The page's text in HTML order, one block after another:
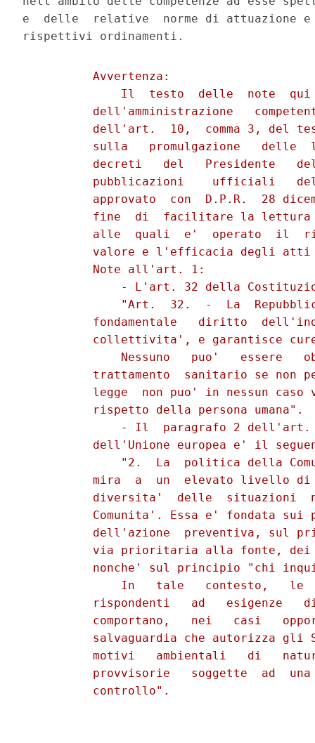
e  delle  relative  norme di attuazione e
          Avvertenza:
Il  testo  delle  note
dell'amministrazione
dell'art.  10,  comma 3, del
sulla   promulgazione   delle
decreti   del   Presidente
pubblicazioni    ufficiali
approvato  con  D.P.R.  28
fine  di  facilitare la
alle  quali  e'  operato  il
valore e l'efficacia degli
          Note all'art. 1:
- L'art. 32 della
"Art.  32.  -  La
fondamentale   diritto
collettivita', e garantisce
Nessuno   puo'   essere
trattamento  sanitario se non
legge  non puo' in nessun caso
          rispetto della persona umana".
- Il  paragrafo 2
dell'Unione europea e' il
"2.  La  politica della
mira  a  un  elevato livello
diversita'  delle  situazioni
Comunita'. Essa e' fondata sui
dell'azione  preventiva, sul
via prioritaria alla fonte,
nonche' sul principio "chi
In   tale   contesto,   le
rispondenti   ad   esigenze
comportano,   nei   casi
salvaguardia che autorizza gli
motivi   ambientali   di
provvisorie   soggette  ad